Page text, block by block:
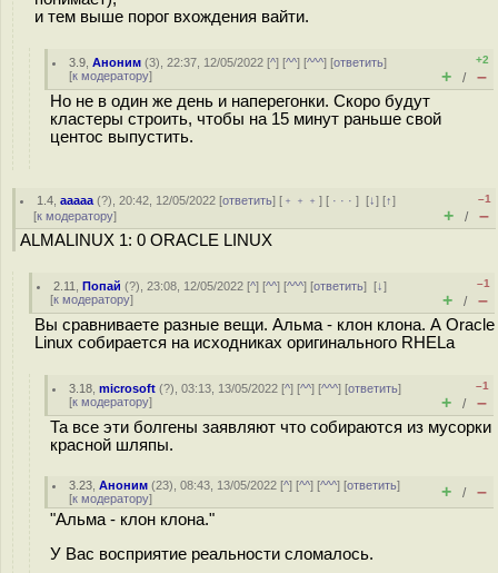
и тем выше порог вхождения вайти.
3.9 ,Аноним (3), 22:37, 12/05/2022 [^] [^^] [^^^] [ответить]
[к модератору]
+2
+ / –
Но не в один же день и наперегонки. Скоро будут
кластеры строить, чтобы на 15 минут раньше свой
центос выпустить.
1.4 ,aaaaa (?), 20:42, 12/05/2022 [ответить] [ ﹢﹢﹢] [ · · ·][↓] [↑]
[к модератору]
–1
+ / –
ALMALINUX 1: 0 ORACLE LINUX
2.11 ,Попай (?), 23:08, 12/05/2022 [^] [^^] [^^^] [ответить][↓]
[к модератору]
–1
+ / –
Вы сравниваете разные вещи. Альма - клон клона. А Oracle
Linux собирается на исходниках оригинального RHELa
3.18 ,microsoft (?), 03:13, 13/05/2022 [^] [^^] [^^^] [ответить]
[к модератору]
–1
+ / –
Та все эти болгены заявляют что собираются из мусорки
красной шляпы.
3.23 ,Аноним (23), 08:43, 13/05/2022 [^] [^^] [^^^] [ответить]
[к модератору] + / –
"Альма - клон клона."
У Вас восприятие реальности сломалось.